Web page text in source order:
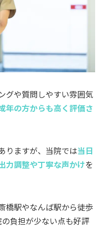
ますが、当院では
力調整や丁寧な声かけを
橋駅やなんば駅から徒歩
負担が少ない点も好評
ト